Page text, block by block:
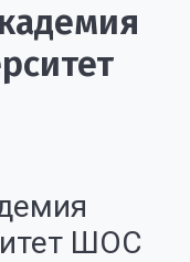
ШОС